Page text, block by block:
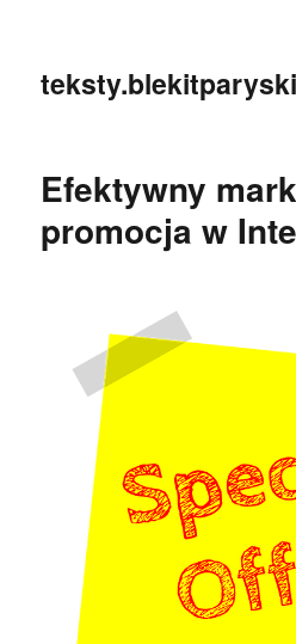
Efektywny
promocja w